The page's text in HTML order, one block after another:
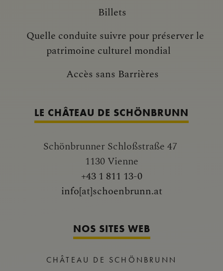
Billets
Quelle conduite suivre pour préserver le
patrimoine culturel mondial
Accès sans Barrières
LE CHÂTEAU DE SCHÖNBRUNN
Schönbrunner Schloßstraße 47
1130 Vienne
+43 1 811 13-0
info[at]schoenbrunn.at
NOS SITES WEB
CHÂTEAU DE SCHÖNBRUNN